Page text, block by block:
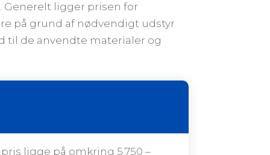
Generelt ligger prisen for
på grund af nødvendigt udstyr
til de anvendte materialer og
ligge på omkring 5.750 –